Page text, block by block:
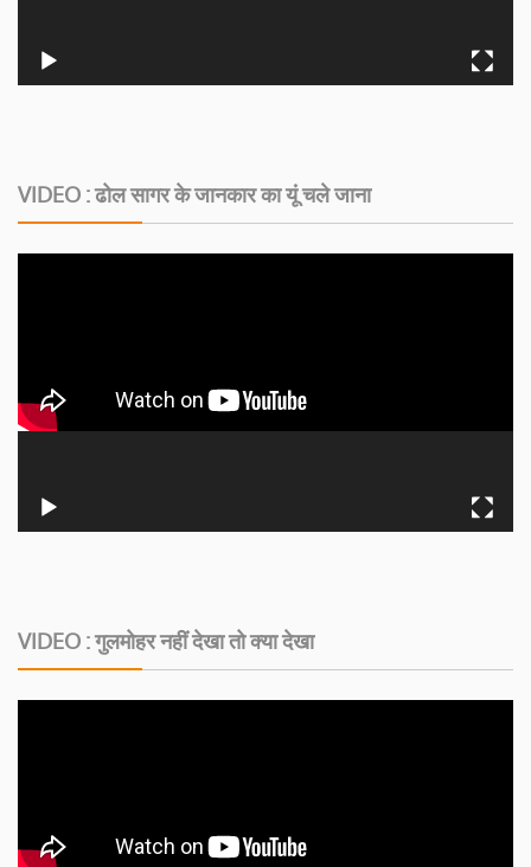
VIDEO : ढोल सागर के जानकार का यूं चले जाना
VIDEO : गुलमोहर नहीं देखा तो क्या देखा